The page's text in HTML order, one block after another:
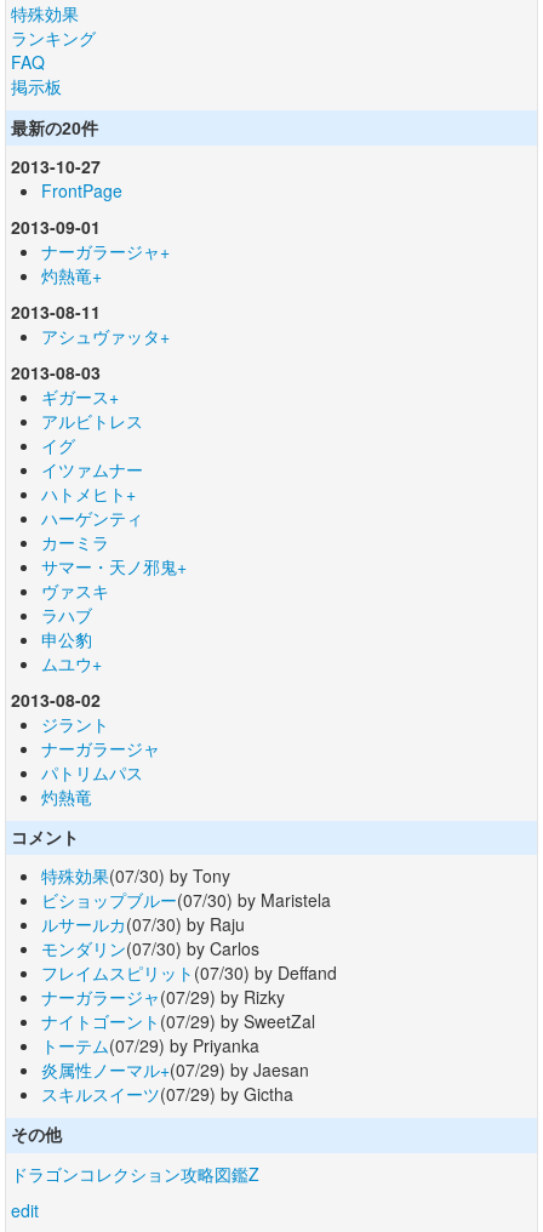
特殊効果
ランキング
FAQ
掲示板
最新の20件
2013-10-27
FrontPage
2013-09-01
ナーガラージャ+
灼熱竜+
2013-08-11
アシュヴァッタ+
2013-08-03
ギガース+
アルビトレス
イグ
イツァムナー
ハトメヒト+
ハーゲンティ
カーミラ
サマー・天ノ邪鬼+
ヴァスキ
ラハブ
申公豹
ムユウ+
2013-08-02
ジラント
ナーガラージャ
パトリムパス
灼熱竜
コメント
特殊効果(07/30) by Tony
ビショップブルー(07/30) by Maristela
ルサールカ(07/30) by Raju
モンダリン(07/30) by Carlos
フレイムスピリット (07/30) by Deffand
ナーガラージャ(07/29) by Rizky
ナイトゴーント (07/29) by SweetZal
トーテム(07/29) by Priyanka
炎属性ノーマル+(07/29) by Jaesan
スキルスイーツ(07/29) by Gictha
その他
ドラゴンコレクション攻略図鑑Z
edit